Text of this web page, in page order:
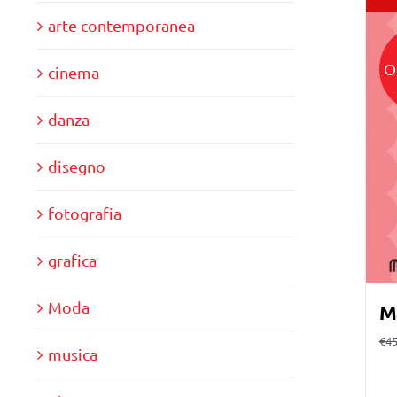
€
arte contemporanea
cinema
danza
disegno
fotografia
grafica
Moda
musica